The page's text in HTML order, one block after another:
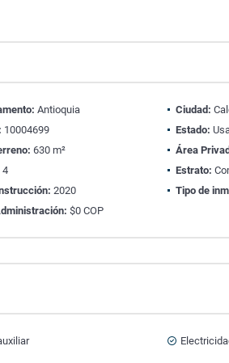
Antioquia Ciudad:
10004699 Estado:
630 m² Área
4 Estrato:
2020 Tipo de
$0 COP